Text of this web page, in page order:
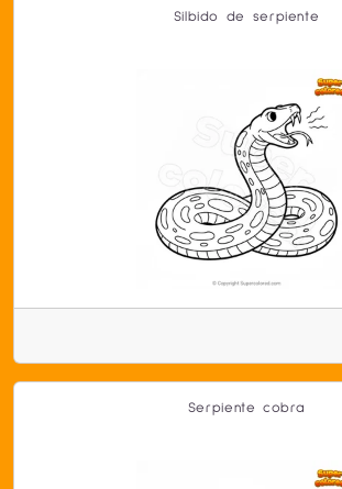
Silbido de serpiente
Serpiente cobra